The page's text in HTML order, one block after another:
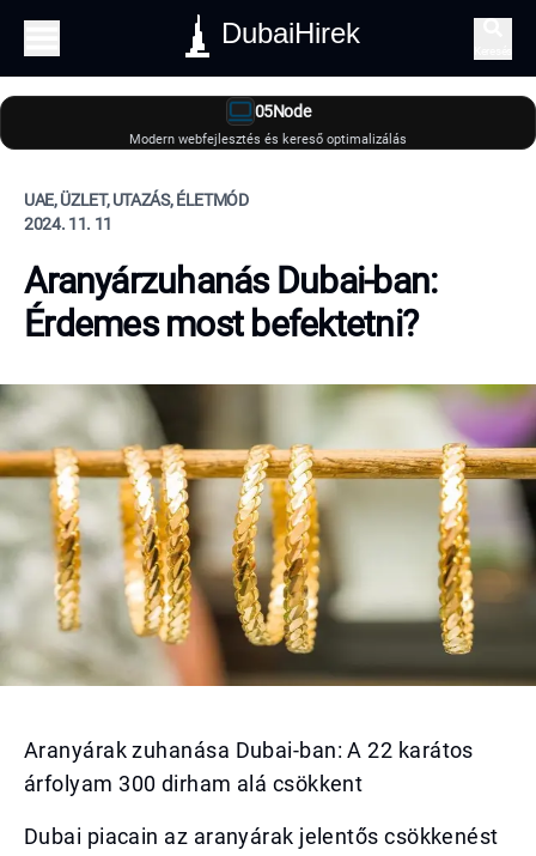
DubaiHirek
05Node
Modern webfejlesztés és kereső optimalizálás
UAE, ÜZLET, UTAZÁS, ÉLETMÓD
2024. 11. 11
Aranyárzuhanás Dubai-ban:
Érdemes most befektetni?
Aranyárak zuhanása Dubai-ban: A 22 karátos
árfolyam 300 dirham alá csökkent
Dubai piacain az aranyárak jelentős csökkenést